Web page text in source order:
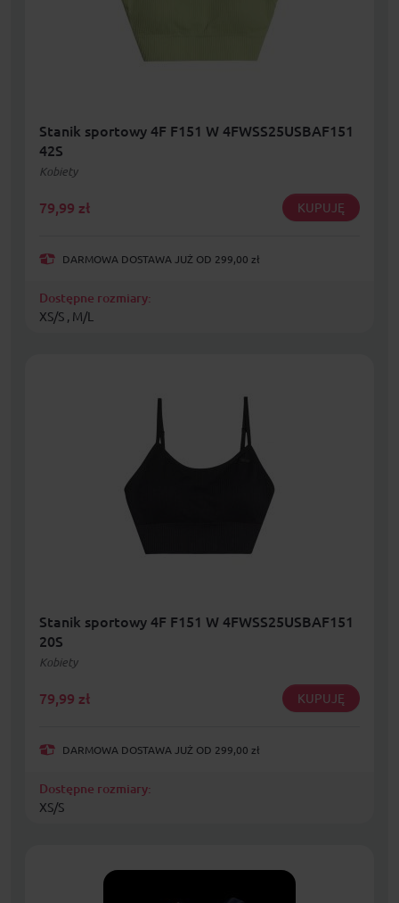
Stanik sportowy 4F F151 W 4FWSS25USBAF151
42S
Kobiety
79,99 zł KUPUJĘ
DARMOWA DOSTAWA JUŻ OD 299,00 zł
Dostępne rozmiary:
XS/S , M/L
Stanik sportowy 4F F151 W 4FWSS25USBAF151
20S
Kobiety
79,99 zł KUPUJĘ
DARMOWA DOSTAWA JUŻ OD 299,00 zł
Dostępne rozmiary:
XS/S